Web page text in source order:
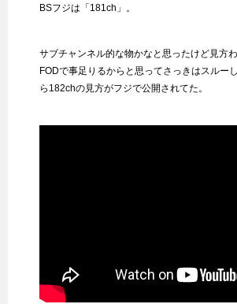
BSフジは「181ch」。
サブチャンネル的な物かなと思ったけど見方わ
FODで事足りるからと思ってさっきはスルー
ら182chの見方がフジで公開されてた。